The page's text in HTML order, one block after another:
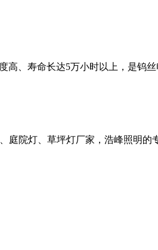
、寿命长达5万小时以上，是钨丝
庭院灯、草坪灯厂家，浩峰照明的